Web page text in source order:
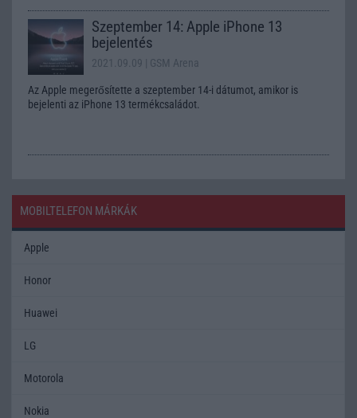
Szeptember 14: Apple iPhone 13
bejelentés
2021.09.09 | GSM Arena
Az Apple megerősítette a szeptember 14-i dátumot, amikor is
bejelenti az iPhone 13 termékcsaládot.
MOBILTELEFON MÁRKÁK
Apple
Honor
Huawei
LG
Motorola
Nokia